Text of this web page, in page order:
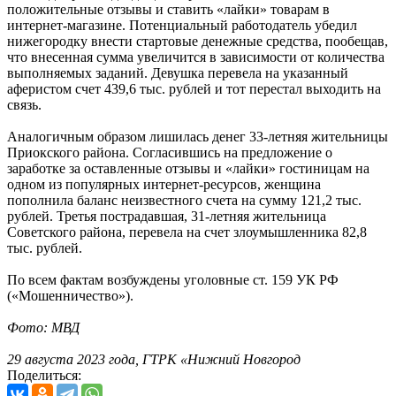
положительные отзывы и ставить «лайки» товарам в
интернет-магазине. Потенциальный работодатель убедил
нижегородку внести стартовые денежные средства, пообещав,
что внесенная сумма увеличится в зависимости от количества
выполняемых заданий. Девушка перевела на указанный
аферистом счет 439,6 тыс. рублей и тот перестал выходить на
связь.
Аналогичным образом лишилась денег 33-летняя жительницы
Приокского района. Согласившись на предложение о
заработке за оставленные отзывы и «лайки» гостиницам на
одном из популярных интернет-ресурсов, женщина
пополнила баланс неизвестного счета на сумму 121,2 тыс.
рублей. Третья пострадавшая, 31-летняя жительница
Советского района, перевела на счет злоумышленника 82,8
тыс. рублей.
По всем фактам возбуждены уголовные ст. 159 УК РФ
(«Мошенничество»).
Фото: МВД
29 августа 2023 года, ГТРК «Нижний Новгород
Поделиться: